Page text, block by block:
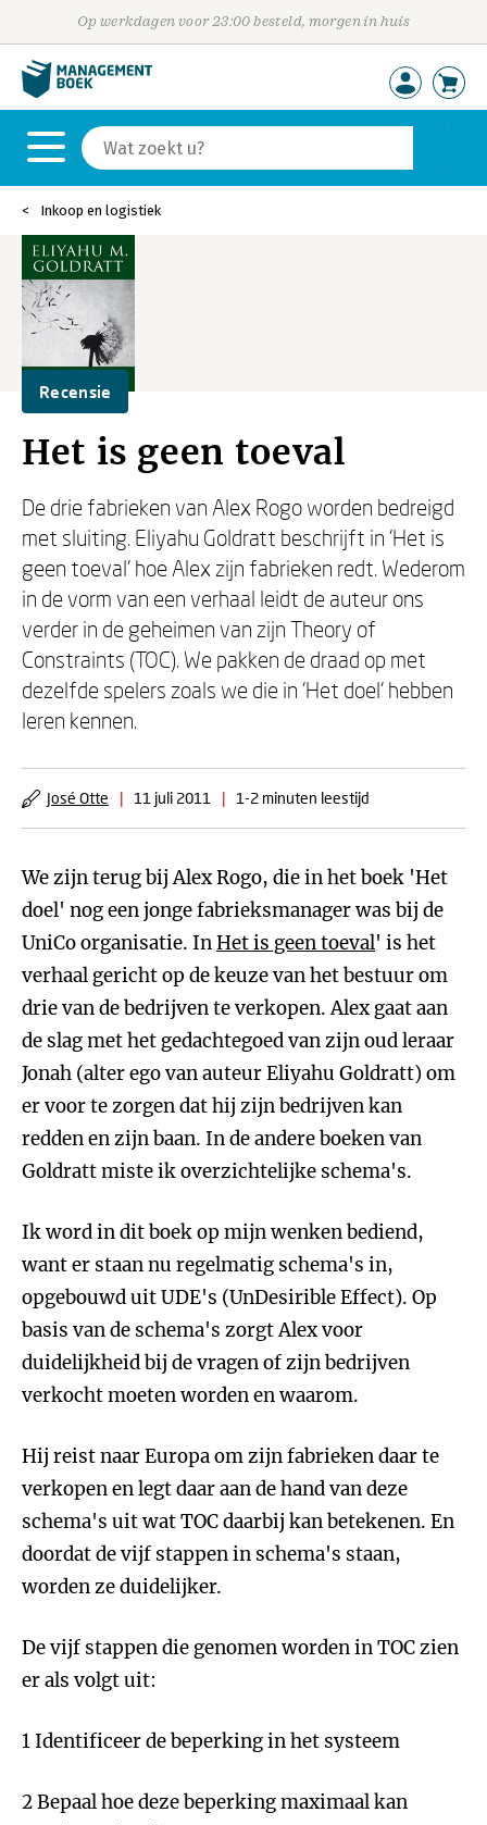
Op werkdagen voor 23:00 besteld, morgen in huis
Inkoop en logistiek
Recensie
Het is geen toeval
De drie fabrieken van Alex Rogo worden bedreigd
met sluiting. Eliyahu Goldratt beschrijft in 'Het is
geen toeval' hoe Alex zijn fabrieken redt. Wederom
in de vorm van een verhaal leidt de auteur ons
verder in de geheimen van zijn Theory of
Constraints (TOC). We pakken de draad op met
dezelfde spelers zoals we die in 'Het doel' hebben
leren kennen.
José Otte | 11 juli 2011 | 1-2 minuten leestijd
We zijn terug bij Alex Rogo, die in het boek 'Het
doel' nog een jonge fabrieksmanager was bij de
UniCo organisatie. InHet is geen toeval' is het
verhaal gericht op de keuze van het bestuur om
drie van de bedrijven te verkopen. Alex gaat aan
de slag met het gedachtegoed van zijn oud leraar
Jonah (alter ego van auteur Eliyahu Goldratt) om
er voor te zorgen dat hij zijn bedrijven kan
redden en zijn baan. In de andere boeken van
Goldratt miste ik overzichtelijke schema's.
Ik word in dit boek op mijn wenken bediend,
want er staan nu regelmatig schema's in,
opgebouwd uit UDE's (UnDesirible Effect). Op
basis van de schema's zorgt Alex voor
duidelijkheid bij de vragen of zijn bedrijven
verkocht moeten worden en waarom.
Hij reist naar Europa om zijn fabrieken daar te
verkopen en legt daar aan de hand van deze
schema's uit wat TOC daarbij kan betekenen. En
doordat de vijf stappen in schema's staan,
worden ze duidelijker.
De vijf stappen die genomen worden in TOC zien
er als volgt uit:
1 Identificeer de beperking in het systeem
2 Bepaal hoe deze beperking maximaal kan